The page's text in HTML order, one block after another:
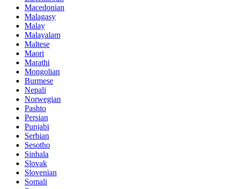
Macedonian
Malagasy
Malay
Malayalam
Maltese
Maori
Marathi
Mongolian
Burmese
Nepali
Norwegian
Pashto
Persian
Punjabi
Serbian
Sesotho
Sinhala
Slovak
Slovenian
Somali